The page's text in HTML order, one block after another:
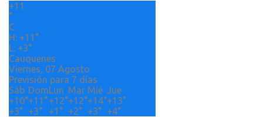
s
+11
°
C
H: +11°
L: +3°
Cauquenes
Viernes, 07 Agosto
Previsión para 7 días
Sáb DomLun Mar Mié Jue
+10°+11°+12°+12°+14°+13°
+3° +3° +1° +2° +3° +4°